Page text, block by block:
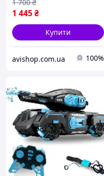
1 445₴
1 700 ₴
Купити
avishop.com.ua 100%